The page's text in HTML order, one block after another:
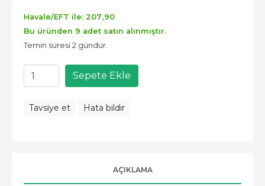
Havale/EFT ile: 207 ,90
Bu üründen 9 adet satın alınmıştır.
Temin süresi 2 gündür.
Sepete Ekle
Tavsiye et Hata bildir
AÇIKLAMA